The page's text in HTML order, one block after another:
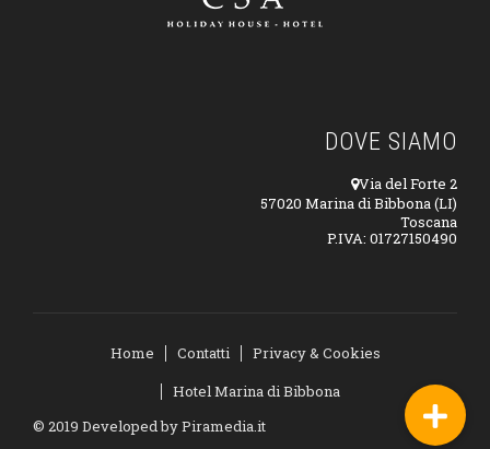
DOVE SIAMO
Via del Forte 2
57020 Marina di Bibbona (LI)
Toscana
P.IVA: 01727150490
Home Contatti
Privacy & Cookies
Hotel Marina di Bibbona
© 2019 Developed byPiramedia.it